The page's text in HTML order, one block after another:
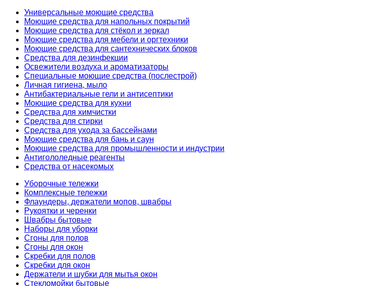
Универсальные моющие средства
Моющие средства для напольных покрытий
Моющие средства для стёкол и зеркал
Моющие средства для мебели и оргтехники
Моющие средства для сантехнических блоков
Средства для дезинфекции
Освежители воздуха и ароматизаторы
Специальные моющие средства (послестрой)
Личная гигиена, мыло
Антибактериальные гели и антисептики
Моющие средства для кухни
Средства для химчистки
Средства для стирки
Средства для ухода за бассейнами
Моющие средства для бань и саун
Моющие средства для промышленности и индустрии
Антигололедные реагенты
Средства от насекомых
Уборочные тележки
Комплексные тележки
Флаундеры, держатели мопов, швабры
Рукоятки и черенки
Швабры бытовые
Наборы для уборки
Сгоны для полов
Сгоны для окон
Скребки для полов
Скребки для окон
Держатели и шубки для мытья окон
Стекломойки бытовые